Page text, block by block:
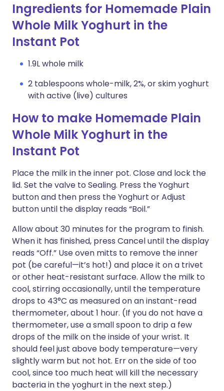
Ingredients for Homemade Plain
Whole Milk Yoghurt in the
Instant Pot
1.9L whole milk
2 tablespoons whole-milk, 2%, or skim yoghurt
with active (live) cultures
How to make Homemade Plain
Whole Milk Yoghurt in the
Instant Pot
Place the milk in the inner pot. Close and lock the
lid. Set the valve to Sealing. Press the Yoghurt
button and then press the Yoghurt or Adjust
button until the display reads “Boil.”
Allow about 30 minutes for the program to finish.
When it has finished, press Cancel until the display
reads “Off.” Use oven mitts to remove the inner
pot (be careful—it’s hot!) and place it on a trivet
or other heat-resistant surface. Allow the milk to
cool, stirring occasionally, until the temperature
drops to 43°C as measured on an instant-read
thermometer, about 1 hour. (If you do not have a
thermometer, use a small spoon to drip a few
drops of the milk on the inside of your wrist. It
should feel just above body temperature—very
slightly warm but not hot. Err on the side of too
cool, since too much heat will kill the necessary
bacteria in the yoghurt in the next step.)